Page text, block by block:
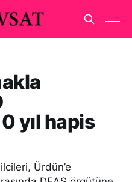
yıl hapis
Ürdün’e